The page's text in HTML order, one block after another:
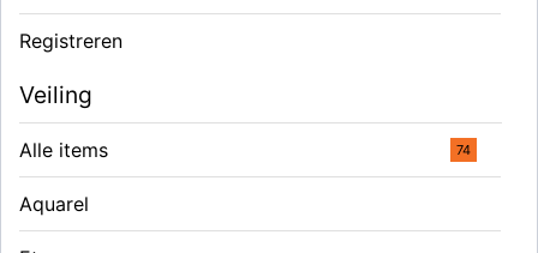
Registreren
Veiling
Alle items 74
Aquarel